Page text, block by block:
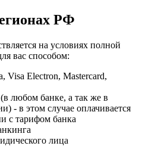
РФ
на условиях полной
вас способом:
Visa Electron, Mastercard,
любом банке, а так же в
- в этом случае оплачивается
с тарифом банка
лица